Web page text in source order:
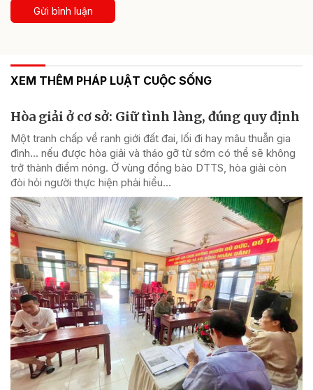
Gửi bình luận
XEM THÊM PHÁP LUẬT CUỘC SỐNG
Hòa giải ở cơ sở: Giữ tình làng, đúng quy định
Một tranh chấp về ranh giới đất đai, lối đi hay mâu thuẫn gia
đình... nếu được hòa giải và tháo gỡ từ sớm có thể sẽ không
trở thành điểm nóng. Ở vùng đồng bào DTTS, hòa giải còn
đòi hỏi người thực hiện phải hiểu...